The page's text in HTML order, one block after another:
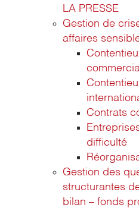
LA PRESSE
Gestion de
affaires
Contrats
difficulté
Gestion des
structurantes
bilan – fonds